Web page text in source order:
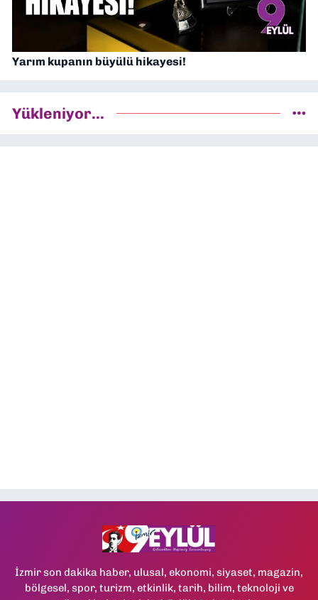
Yarım kupanın büyülü hikayesi!
Yükleniyor...
İzmir son dakika haber, ulusal, ekonomi, siyaset, magazin,
bölgesel, spor, turizm, etkinlik, tarih, bilim, teknoloji ve